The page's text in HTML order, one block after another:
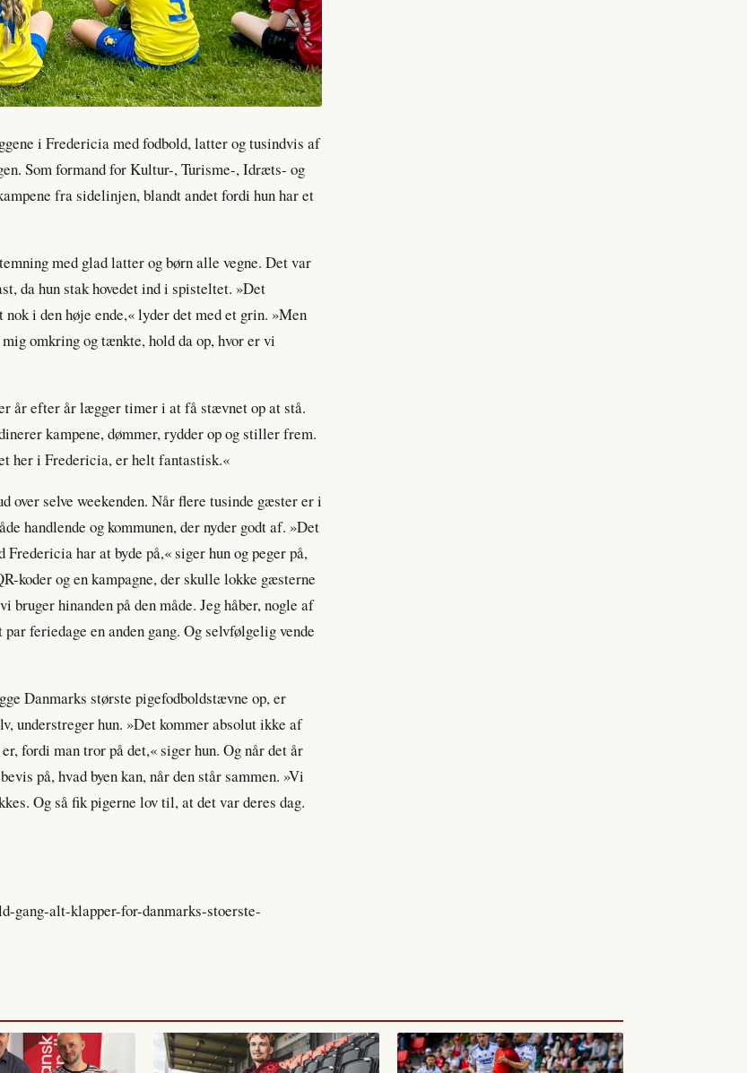
i Fredericia med fodbold, latter og tusindvis af
Som formand for Kultur-, Turisme-, Idræts- og
fra sidelinjen, blandt andet fordi hun har et
med glad latter og børn alle vegne. Det var
da hun stak hovedet ind i spisteltet. »Det
i den høje ende,« lyder det med et grin. »Men
omkring og tænkte, hold da op, hvor er vi
år efter år lægger timer i at få stævnet op at stå.
kampene, dømmer, rydder op og stiller frem.
her i Fredericia, er helt fantastisk.«
selve weekenden. Når flere tusinde gæster er i
handlende og kommunen, der nyder godt af. »Det
har at byde på,« siger hun og peger på,
koder og en kampagne, der skulle lokke gæsterne
bruger hinanden på den måde. Jeg håber, nogle af
feriedage en anden gang. Og selvfølgelig vende
Danmarks største pigefodboldstævne op, er
understreger hun. »Det kommer absolut ikke af
fordi man tror på det,« siger hun. Og når det år
på, hvad byen kan, når den står sammen. »Vi
Og så fik pigerne lov til, at det var deres dag.
gang-alt-klapper-for-danmarks-stoerste-